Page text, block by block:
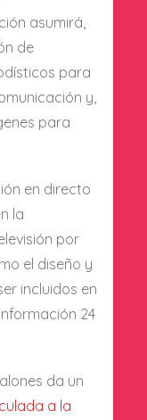
asumirá,
de
para
y,
para
en directo
la
por
el diseño y
incluidos en
24
da un
a la